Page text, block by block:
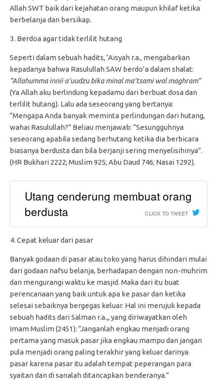
Allah SWT baik dari kejahatan orang maupun khilaf ketika
berbelanja dan bersikap.
Berdoa agar tidak terlilit hutang
Seperti dalam sebuah hadits, ‘Aisyah r.a., mengabarkan
kepadanya bahwa Rasulullah SAW berdo’a dalam shalat:
“Allahumma innii a’uudzu bika minal ma’tsami wal maghram”
(Ya Allah aku berlindung kepadamu dari berbuat dosa dan
terlilit hutang). Lalu ada seseorang yang bertanya:
“Mengapa Anda banyak meminta perlindungan dari hutang,
wahai Rasulullah?” Beliau menjawab: “Sesungguhnya
seseorang apabila sedang berhutang ketika dia berbicara
biasanya berdusta dan bila berjanji sering menyelisihinya”.
(HR Bukhari 2222; Muslim 925; Abu Daud 746; Nasai 1292).
Utang cenderung membuat orang
berdusta
CLICK TO TWEET
Cepat keluar dari pasar
Banyak godaan di pasar atau toko yang harus dihindari mulai
dari godaan nafsu belanja, berhadapan dengan non-muhrim
dan mengurangi waktu ke masjid. Maka dari itu buat
perencanaan yang baik untuk apa ke pasar dan ketika
selesai sebaiknya bergegas keluar. Hal ini merujuk kepada
sebuah hadits dari Salman r.a.,, yang diriwayatkan oleh
Imam Muslim (2451): “Janganlah engkau menjadi orang
pertama yang masuk pasar jika engkau mampu dan jangan
pula menjadi orang paling terakhir yang keluar darinya
pasar karena pasar itu adalah tempat peperangan para
syaitan dan di sanalah ditancapkan benderanya.”